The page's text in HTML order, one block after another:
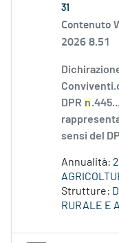
31
Contenuto
2026 8.51
DPR n
sensi del
Annualità:
Strutture:
RURALE E